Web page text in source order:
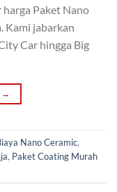
Paket Nano
Kami jabarkan
Car hingga Big
→
Nano Ceramic,
, Paket Coating Murah